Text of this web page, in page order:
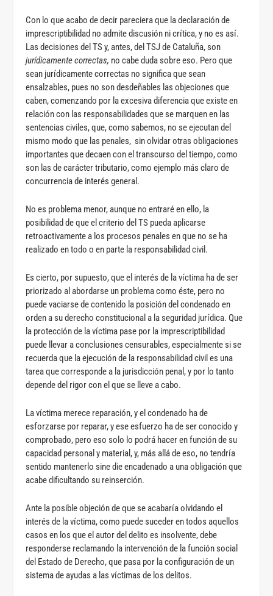
Con lo que acabo de decir pareciera que la declaración de
imprescriptibilidad no admite discusión ni crítica, y no es así.
Las decisiones del TS y, antes, del TSJ de Cataluña, son
jurídicamente correctas, no cabe duda sobre eso. Pero que
sean jurídicamente correctas no significa que sean
ensalzables, pues no son desdeñables las objeciones que
caben, comenzando por la excesiva diferencia que existe en
relación con las responsabilidades que se marquen en las
sentencias civiles, que, como sabemos, no se ejecutan del
mismo modo que las penales, sin olvidar otras obligaciones
importantes que decaen con el transcurso del tiempo, como
son las de carácter tributario, como ejemplo más claro de
concurrencia de interés general.
No es problema menor, aunque no entraré en ello, la
posibilidad de que el criterio del TS pueda aplicarse
retroactivamente a los procesos penales en que no se ha
realizado en todo o en parte la responsabilidad civil.
Es cierto, por supuesto, que el interés de la víctima ha de ser
priorizado al abordarse un problema como éste, pero no
puede vaciarse de contenido la posición del condenado en
orden a su derecho constitucional a la seguridad jurídica. Que
la protección de la víctima pase por la imprescriptibilidad
puede llevar a conclusiones censurables, especialmente si se
recuerda que la ejecución de la responsabilidad civil es una
tarea que corresponde a la jurisdicción penal, y por lo tanto
depende del rigor con el que se lleve a cabo.
La víctima merece reparación, y el condenado ha de
esforzarse por reparar, y ese esfuerzo ha de ser conocido y
comprobado, pero eso solo lo podrá hacer en función de su
capacidad personal y material, y, más allá de eso, no tendría
sentido mantenerlo sine die encadenado a una obligación que
acabe dificultando su reinserción.
Ante la posible objeción de que se acabaría olvidando el
interés de la víctima, como puede suceder en todos aquellos
casos en los que el autor del delito es insolvente, debe
responderse reclamando la intervención de la función social
del Estado de Derecho, que pasa por la configuración de un
sistema de ayudas a las víctimas de los delitos.